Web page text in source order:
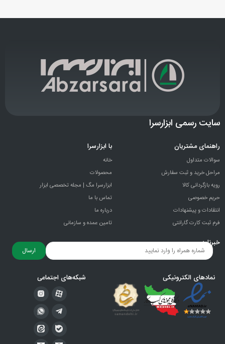
سایت رسمی ابزارسرا
راهنمای مشتریان
سوالات متداول
مراحل خرید و ثبت سفارش
رویه بازگردانی کالا
حریم خصوصی
انتقادات و پيشنهادات
فرم ثبت کارت گارانتی
با ابزارسرا
خانه
محصولات
ابزارسرا مگ | مجله تخصصی ابزار
تماس با ما
درباره ما
تامین عمده و سازمانی
خبرنامه
ارسال
نمادهای الکترونیکی شبکه‌های اجتماعی